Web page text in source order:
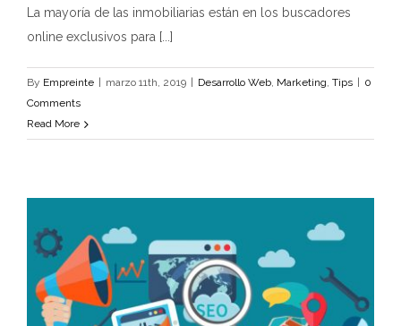
La mayoría de las inmobiliarias están en los buscadores
online exclusivos para [...]
By Empreinte marzo 11th, 2019 Desarrollo Web, Marketing, Tips
0
Comments
Read More